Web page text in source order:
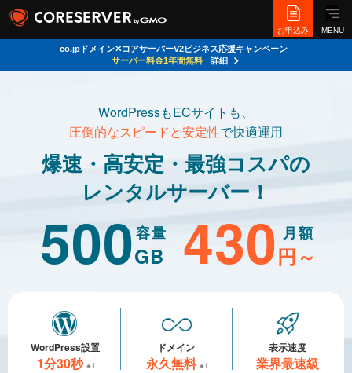
お申込み MENU
co.jpドメイン✕コアサーバーV2ビジネス応援キャンペーン
サーバー料金1年間無料
詳細
WordPressもECサイトも、
圧倒的なスピードと安定性で快適運用
爆速・高安定・最強コスパの
レンタルサーバー！
500GB
容量 430円～
月額
WordPress設置
1分30秒 ※1
ドメイン
永久無料 ※1
表示速度
業界最速級